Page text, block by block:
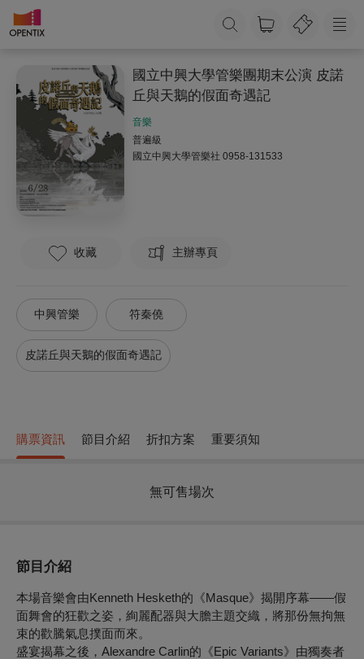
國立中興大學管樂團期末公演 皮諾
丘與天鵝的假面奇遇記
音樂
普遍級
國立中興大學管樂社 0958-131533
收藏 主辦專頁
中興管樂 符秦僥
皮諾丘與天鵝的假面奇遇記
購票資訊 節目介紹 折扣方案 重要須知
無可售場次
節目介紹
本場音樂會由Kenneth Hesketh的《Masque》揭開序幕——假
面舞會的狂歡之姿，絢麗配器與大膽主題交織，將那份無拘無
束的歡騰氣息撲面而來。
盛宴揭幕之後，Alexandre Carlin的《Epic Variants》由獨奏者